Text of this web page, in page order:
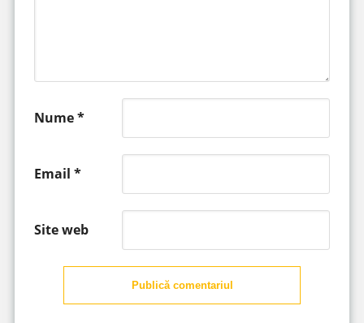
Nume*
Email *
Site web
Publică comentariul